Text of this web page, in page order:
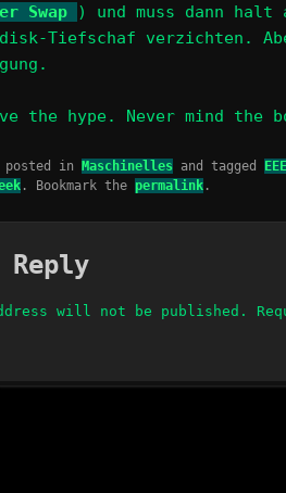
Swap
) und muss dann halt
disk-Tiefschaf verzichten.
the hype. Never mind the
posted in Maschinellesand tagged EEE
. Bookmark the permalink.
Reply
will not be published.